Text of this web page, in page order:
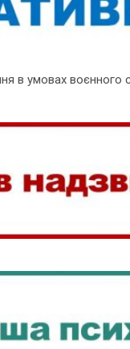
в умовах воєнного